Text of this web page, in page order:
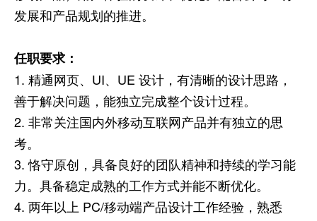
发展和产品规划的推进。
任职要求：
1. 精通网页、UI、UE 设计，有清晰的设计思路，
善于解决问题，能独立完成整个设计过程。
2. 非常关注国内外移动互联网产品并有独立的思
考。
3. 恪守原创，具备良好的团队精神和持续的学习能
力。具备稳定成熟的工作方式并能不断优化。
4. 两年以上 PC/移动端产品设计工作经验，熟悉